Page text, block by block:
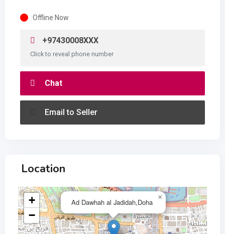
Offline Now
+97430008XXX
Click to reveal phone number
Chat
Email to Seller
Location
Ad Dawhah al Jadidah,Doha
×
+
−